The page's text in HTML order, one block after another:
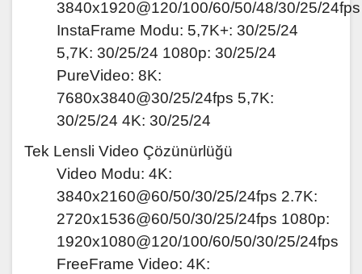
3840x1920@120/100/60/50/48/30/25/24fps
InstaFrame Modu: 5,7K+: 30/25/24
5,7K: 30/25/24 1080p: 30/25/24
PureVideo: 8K:
7680x3840@30/25/24fps 5,7K:
30/25/24 4K: 30/25/24
Tek Lensli Video Çözünürlüğü
Video Modu: 4K:
3840x2160@60/50/30/25/24fps 2.7K:
2720x1536@60/50/30/25/24fps 1080p:
1920x1080@120/100/60/50/30/25/24fps
FreeFrame Video: 4K: